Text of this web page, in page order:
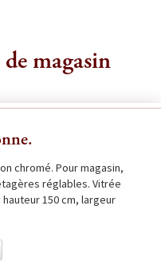
magasin
chromé. Pour magasin,
réglables. Vitrée
150 cm, largeur